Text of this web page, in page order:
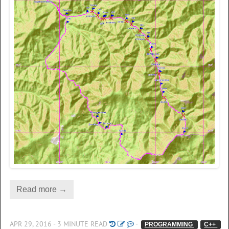
Read more →
APR 29, 2016 - 3 MINUTE READ - PROGRAMMING